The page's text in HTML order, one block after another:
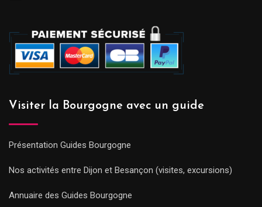
Visiter la Bourgogne avec un guide
Présentation Guides Bourgogne
Nos activités entre Dijon et Besançon (visites, excursions)
Annuaire des Guides Bourgogne